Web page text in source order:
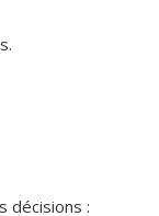
décisions :